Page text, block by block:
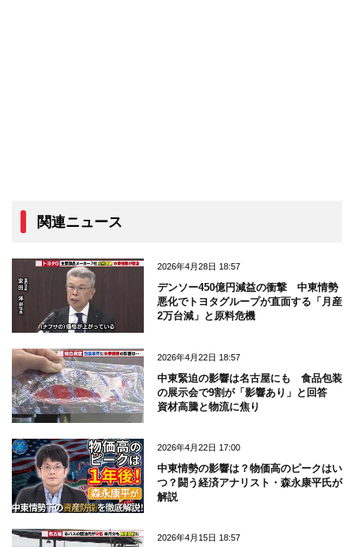
関連ニュース
2026年4月28日 18:57
デンソー450億円減益の衝撃 中東情勢
悪化でトヨタグループが直面する「月産
2万台減」と原料危機
2026年4月22日 18:57
中東緊迫の影響は名古屋にも 食品包装
の展示会で9割が「影響あり」と回答
資材高騰と物流に焦り
2026年4月22日 17:00
中東情勢の影響は？物価高のピークはい
つ？闘う経済アナリスト・森永康平氏が
解説
2026年4月15日 18:57